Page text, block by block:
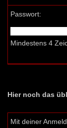
Passwort:
Mindestens 4
Hier noch das
Mit deiner